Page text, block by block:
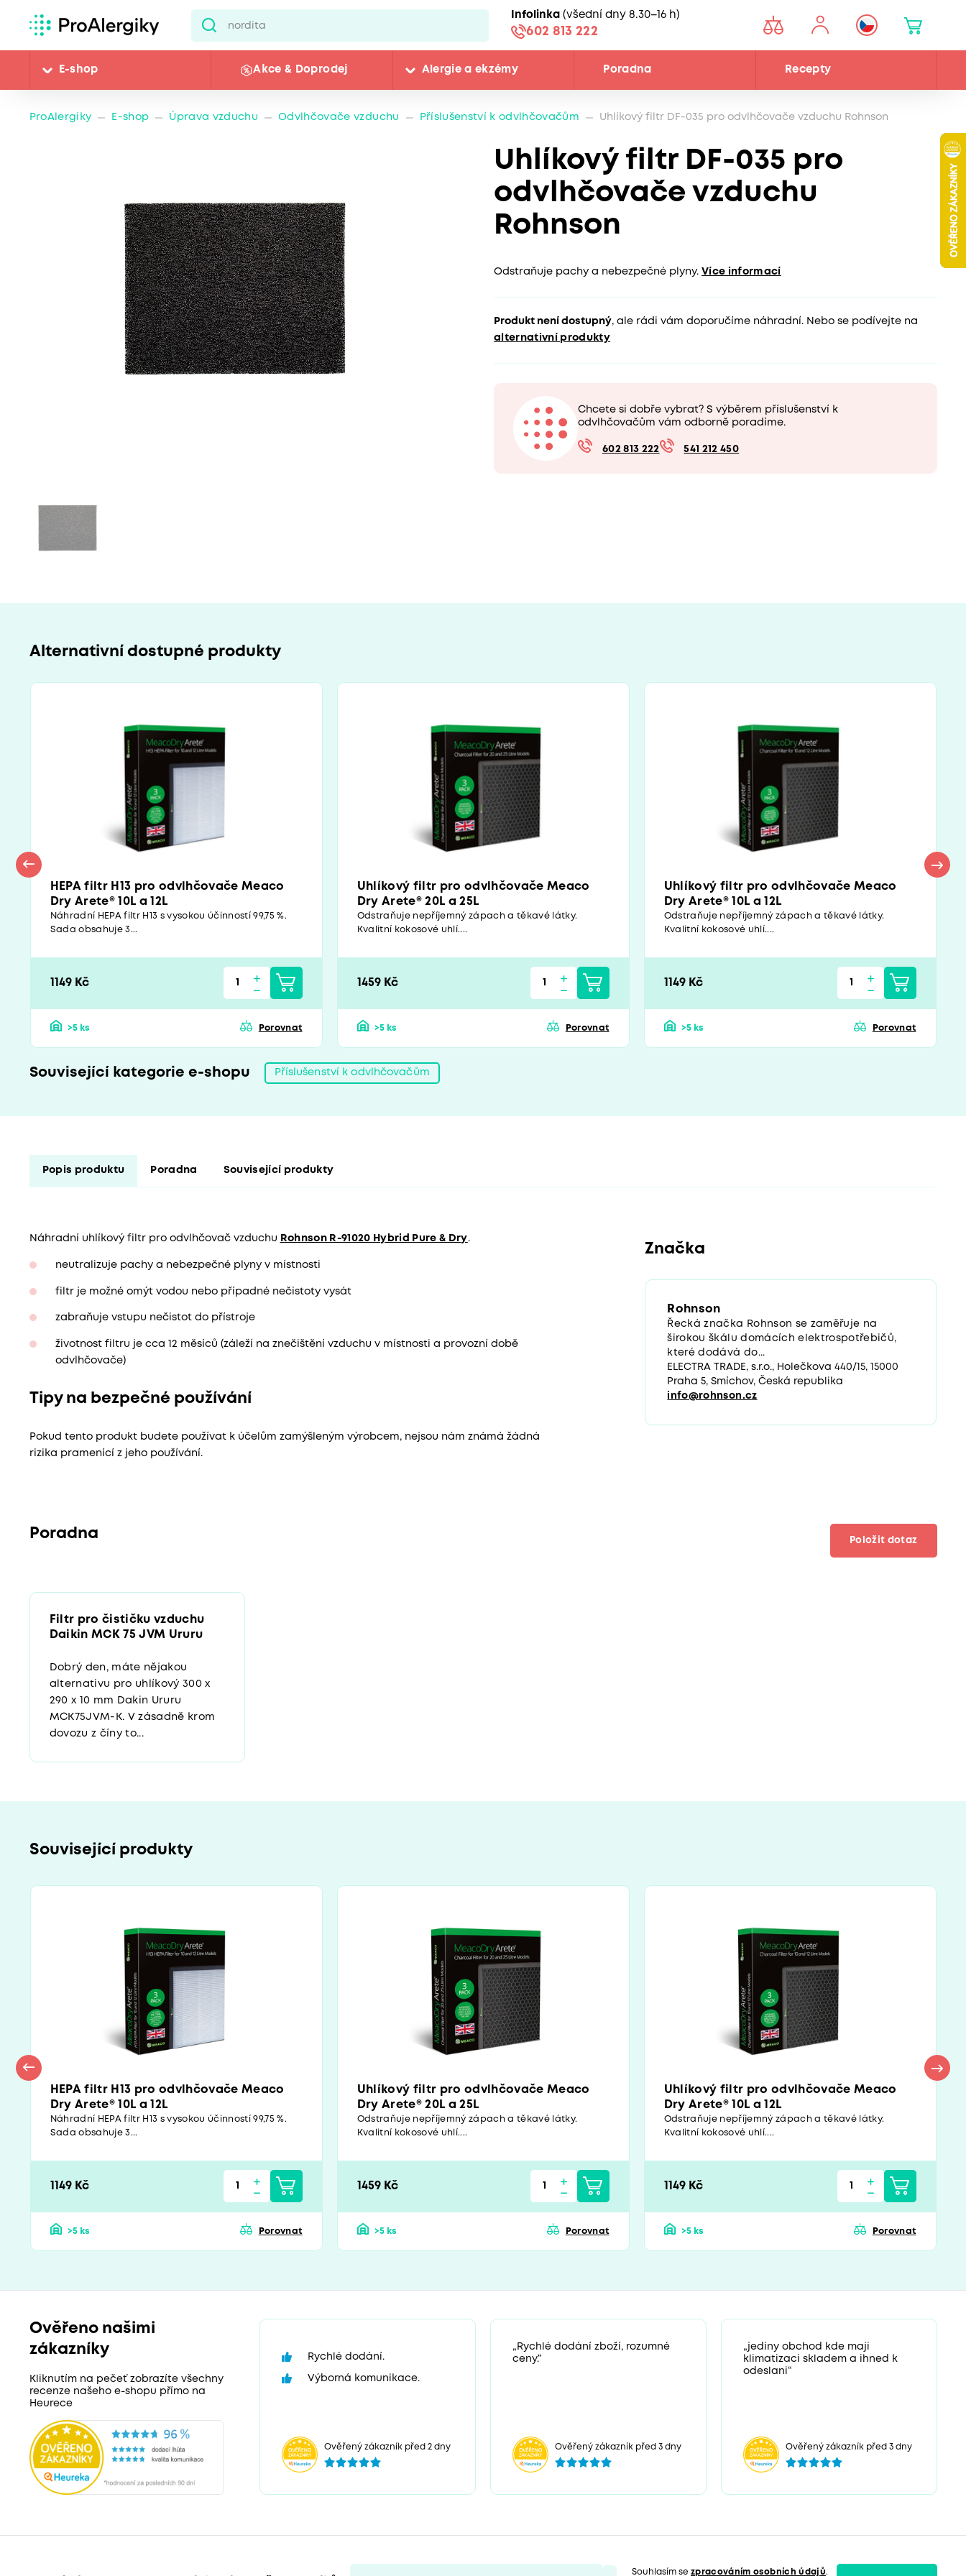
Infolinka (všední dny 8.30–16 h)
602 813 222
E-shop Akce & Doprodej Alergie a ekzémy Poradna Recepty
ProAlergiky E-shop Úprava vzduchu Odvlhčovače vzduchu Příslušenství k odvlhčovačům Uhlíkový filtr DF-035 pro odvlhčovače vzduchu Rohnson
Uhlíkový filtr DF-035 pro
odvlhčovače vzduchu
Rohnson
Odstraňuje pachy a nebezpečné plyny. Více informací
Produkt není dostupný, ale rádi vám doporučíme náhradní. Nebo se podívejte na
alternativní produkty
Chcete si dobře vybrat? S výběrem příslušenství k
odvlhčovačům vám odborně poradíme.
602 813 222 541 212 450
Alternativní dostupné produkty
HEPA filtr H13 pro odvlhčovače Meaco
Dry Arete® 10L a 12L
Náhradní HEPA filtr H13 s vysokou účinností 99,75 %.
Sada obsahuje 3...
1149 Kč
>5 ks Porovnat
Uhlíkový filtr pro odvlhčovače Meaco
Dry Arete® 20L a 25L
Odstraňuje nepříjemný zápach a těkavé látky.
Kvalitní kokosové uhlí....
1459 Kč
>5 ks Porovnat
Uhlíkový filtr pro odvlhčovače Meaco
Dry Arete® 10L a 12L
Odstraňuje nepříjemný zápach a těkavé látky.
Kvalitní kokosové uhlí....
1149 Kč
>5 ks Porovnat
Související kategorie e-shopu Příslušenství k odvlhčovačům
Popis produktu Poradna Související produkty
Náhradní uhlíkový filtr pro odvlhčovač vzduchu Rohnson R-91020 Hybrid Pure & Dry.
neutralizuje pachy a nebezpečné plyny v místnosti
filtr je možné omýt vodou nebo případné nečistoty vysát
zabraňuje vstupu nečistot do přístroje
životnost filtru je cca 12 měsíců (záleží na znečištění vzduchu v místnosti a provozní době
odvlhčovače)
Tipy na bezpečné používání
Pokud tento produkt budete používat k účelům zamýšleným výrobcem, nejsou nám známá žádná
rizika pramenící z jeho používání.
Značka
Rohnson
Řecká značka Rohnson se zaměřuje na
širokou škálu domácích elektrospotřebičů,
které dodává do...
ELECTRA TRADE, s.r.o., Holečkova 440/15, 15000
Praha 5, Smíchov, Česká republika
info@rohnson.cz
Poradna Položit dotaz
Filtr pro čističku vzduchu
Daikin MCK 75 JVM Ururu
Dobrý den, máte nějakou
alternativu pro uhlíkový 300 x
290 x 10 mm Dakin Ururu
MCK75JVM-K. V zásadně krom
dovozu z číny to...
Související produkty
HEPA filtr H13 pro odvlhčovače Meaco
Dry Arete® 10L a 12L
Náhradní HEPA filtr H13 s vysokou účinností 99,75 %.
Sada obsahuje 3...
1149 Kč
>5 ks Porovnat
Uhlíkový filtr pro odvlhčovače Meaco
Dry Arete® 20L a 25L
Odstraňuje nepříjemný zápach a těkavé látky.
Kvalitní kokosové uhlí....
1459 Kč
>5 ks Porovnat
Uhlíkový filtr pro odvlhčovače Meaco
Dry Arete® 10L a 12L
Odstraňuje nepříjemný zápach a těkavé látky.
Kvalitní kokosové uhlí....
1149 Kč
>5 ks Porovnat
Ověřeno našimi
zákazníky
Kliknutím na pečeť zobrazíte všechny
recenze našeho e-shopu přímo na
Heurece
Rychlé dodání.
Výborná komunikace.
Ověřený zákazník před 2 dny
„Rychlé dodání zboží, rozumné
ceny.“
Ověřený zákazník před 3 dny
„jediny obchod kde maji
klimatizaci skladem a ihned k
odeslani“
Ověřený zákazník před 3 dny
Souhlasím sezpracováním osobních údajů.